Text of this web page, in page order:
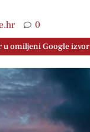
0
u omiljeni Google izvor